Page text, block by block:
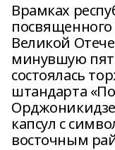
Врамках
Великой
минувшую
состоялась
штандарта
капсул с
восточным